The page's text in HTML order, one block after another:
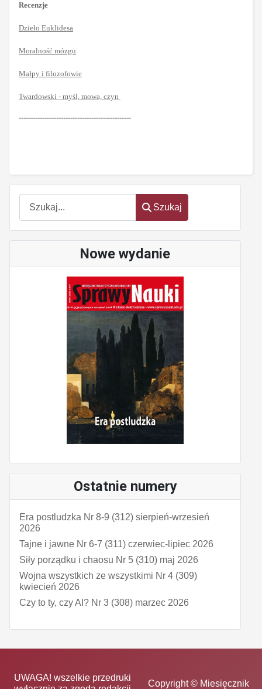
Szukaj
Nowe wydanie
Ostatnie numery
Era postludzka Nr 8-9 (312) sierpień-wrzesień
2026
Tajne i jawne Nr 6-7 (311) czerwiec-lipiec 2026
Siły porządku i chaosu Nr 5 (310) maj 2026
Wojna wszystkich ze wszystkimi Nr 4 (309)
kwiecień 2026
Czy to ty, czy AI? Nr 3 (308) marzec 2026
Recenzje
Dzieło Euklidesa
Moralność mózgu
Małpy i filozofowie
Twardowski - myśl, mowa, czyn
------------------------------------------------
UWAGA! wszelkie przedruki
Copyright © Miesięcznik